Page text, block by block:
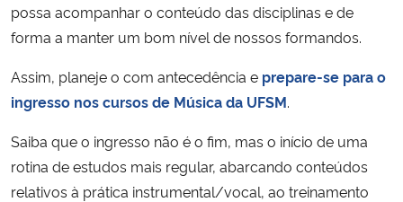
possa acompanhar o conteúdo das disciplinas e de
forma a manter um bom nível de nossos formandos.
Assim, planeje o com antecedência e prepare-se para o
ingresso nos cursos de Música da UFSM.
Saiba que o ingresso não é o fim, mas o início de uma
rotina de estudos mais regular, abarcando conteúdos
relativos à prática instrumental/vocal, ao treinamento